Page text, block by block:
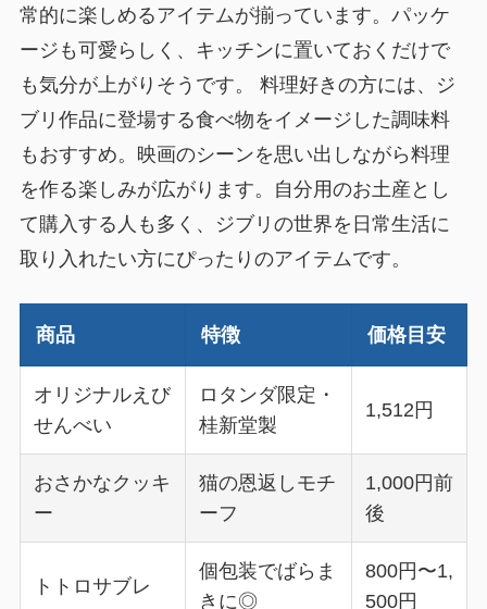
常的に楽しめるアイテムが揃っています。パッケ
ージも可愛らしく、キッチンに置いておくだけで
も気分が上がりそうです。 料理好きの方には、ジ
ブリ作品に登場する食べ物をイメージした調味料
もおすすめ。映画のシーンを思い出しながら料理
を作る楽しみが広がります。自分用のお土産とし
て購入する人も多く、ジブリの世界を日常生活に
取り入れたい方にぴったりのアイテムです。
商品 特徴 価格目安
オリジナルえび
せんべい
ロタンダ限定・
桂新堂製
1,512円
おさかなクッキ
ー
猫の恩返しモチ
ーフ
1,000円前
後
トトロサブレ
個包装でばらま
きに◎
800円〜1,
500円